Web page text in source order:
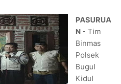
PASURUA
N - Tim
Binmas
Polsek
Bugul
Kidul